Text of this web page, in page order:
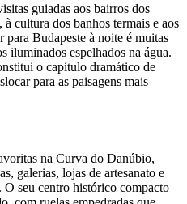
guiadas aos bairros dos
à cultura dos banhos termais e aos
Budapeste à noite é muitas
iluminados espelhados na água.
o capítulo dramático de
para as paisagens mais
na Curva do Danúbio,
galerias, lojas de artesanato e
seu centro histórico compacto